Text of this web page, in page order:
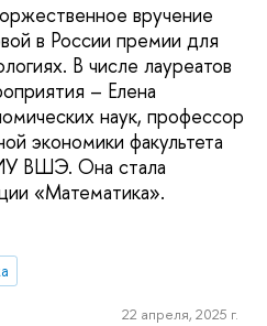
вручение
в России премии для
В числе лауреатов
– Елена
наук, профессор
экономики факультета
ВШЭ. Она стала
«Математика».
22 апреля, 2025 г.